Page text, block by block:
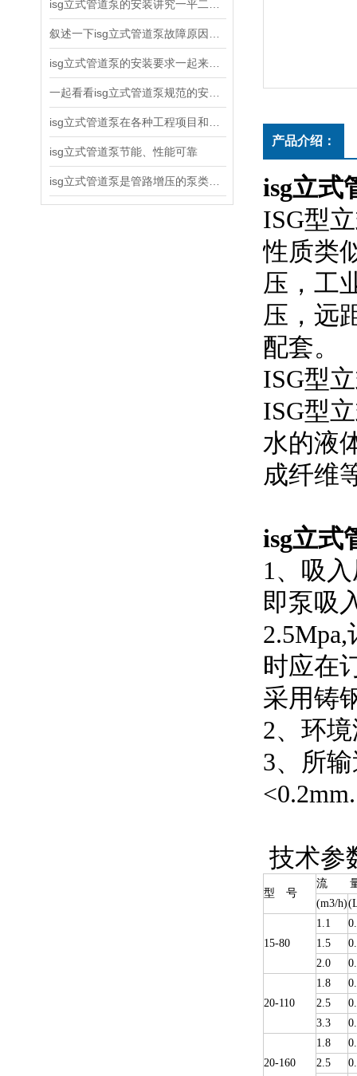
isg立式管道泵节能、性能可靠
产品介绍：
isg立式
ISG型
性质类
压，
压
配套。
ISG型立
ISG型立
水的液体
成纤维
isg立式
1、
即泵吸
时应在
采用铸钢
2、
3、
<0.2mm.
技术参
型 号
流
(m3/h)
15-80
1.1
1.5
2.0
20-110
1.8
2.5
3.3
20-160
1.8
2.5